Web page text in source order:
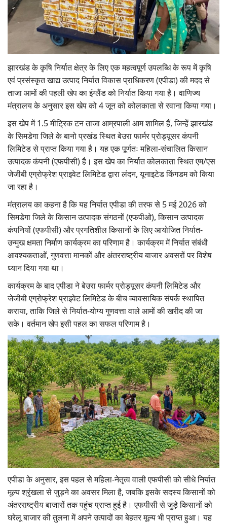
Rural Connect
National
Latest News
Agriculture Conclave and NACOF
Awards 2022
Agri Start-Ups
Language
Hindi
झारखंड के कृषि निर्यात क्षेत्र के लिए एक महत्वपूर्ण उपलब्धि के रूप में कृषि
एवं प्रसंस्कृत खाद्य उत्पाद निर्यात विकास प्राधिकरण (एपीडा) की मदद से
ताजा आमों की पहली खेप का इंग्लैंड को निर्यात किया गया है। वाणिज्य
मंत्रालय के अनुसार इस खेप को 4 जून को कोलकाता से रवाना किया गया।
इस खेप में 1.5 मीट्रिक टन ताजा आम्रपाली आम शामिल हैं, जिन्हें झारखंड
के सिमडेगा जिले के बानो प्रखंड स्थित बेउरा फार्मर प्रोड्यूसर कंपनी
लिमिटेड से प्राप्त किया गया है। यह एक पूर्णतः महिला-संचालित किसान
उत्पादक कंपनी (एफपीसी) है। इस खेप का निर्यात कोलकाता स्थित एम/एस
जेजीबी एग्रोफ्रेश प्राइवेट लिमिटेड द्वारा लंदन, यूनाइटेड किंगडम को किया
जा रहा है।
मंत्रालय का कहना है कि यह निर्यात एपीडा की तरफ से 5 मई 2026 को
सिमडेगा जिले के किसान उत्पादक संगठनों (एफपीओ), किसान उत्पादक
कंपनियों (एफपीसी) और प्रगतिशील किसानों के लिए आयोजित निर्यात-
उन्मुख क्षमता निर्माण कार्यक्रम का परिणाम है। कार्यक्रम में निर्यात संबंधी
आवश्यकताओं, गुणवत्ता मानकों और अंतरराष्ट्रीय बाजार अवसरों पर विशेष
ध्यान दिया गया था।
कार्यक्रम के बाद एपीडा ने बेउरा फार्मर प्रोड्यूसर कंपनी लिमिटेड और
जेजीबी एग्रोफ्रेश प्राइवेट लिमिटेड के बीच व्यावसायिक संपर्क स्थापित
कराया, ताकि जिले से निर्यात-योग्य गुणवत्ता वाले आमों की खरीद की जा
सके। वर्तमान खेप इसी पहल का सफल परिणाम है।
एपीडा के अनुसार, इस पहल से महिला-नेतृत्व वाली एफपीसी को सीधे निर्यात
मूल्य श्रृंखला से जुड़ने का अवसर मिला है, जबकि इसके सदस्य किसानों को
अंतरराष्ट्रीय बाजारों तक पहुंच प्राप्त हुई है। एफपीसी से जुड़े किसानों को
घरेलू बाजार की तुलना में अपने उत्पादों का बेहतर मूल्य भी प्राप्त हुआ। यह